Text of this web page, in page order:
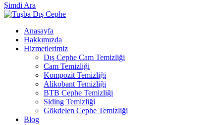
Şimdi Ara
Anasayfa
Hakkımızda
Hizmetlerimiz
Dış Cephe Cam Temizliği
Cam Temizliği
Kompozit Temizliği
Alikobant Temizliği
BTB Cephe Temizliği
Siding Temizliği
Gökdelen Cephe Temizliği
Blog